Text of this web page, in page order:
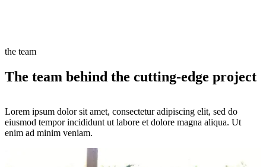
the team
The team behind the cutting-edge project
Lorem ipsum dolor sit amet, consectetur adipiscing elit, sed do
eiusmod tempor incididunt ut labore et dolore magna aliqua. Ut
enim ad minim veniam.